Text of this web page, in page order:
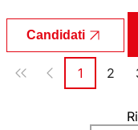
Candidati
Paginazione
Pagina
1 2